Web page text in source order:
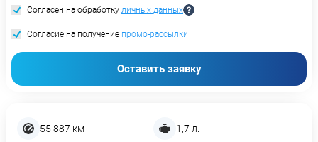
55 887 км 1,7 л.
Согласен на обработку личных данных
Согласие на получение промо-рассылки
Оставить заявку